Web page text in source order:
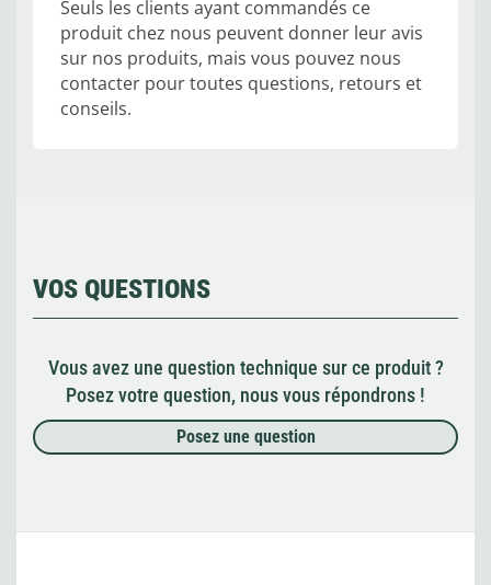
Seuls les clients ayant commandés ce
produit chez nous peuvent donner leur avis
sur nos produits, mais vous pouvez nous
contacter pour toutes questions, retours et
conseils.
VOS QUESTIONS
Vous avez une question technique sur ce produit ?
Posez votre question, nous vous répondrons !
Posez une question